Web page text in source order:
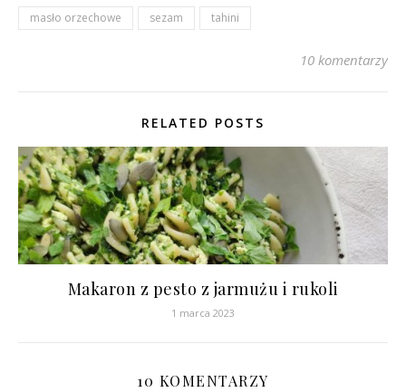
masło orzechowe sezam tahini
10 komentarzy
RELATED POSTS
Makaron z pesto z jarmużu i rukoli
1 marca 2023
10 KOMENTARZY